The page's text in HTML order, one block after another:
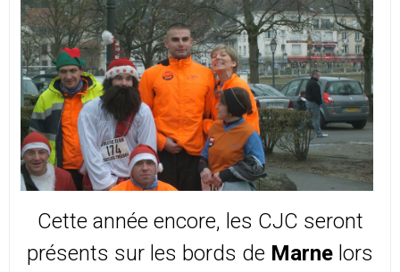
Cette année encore, les CJC seront
présents sur les bords de Marne lors